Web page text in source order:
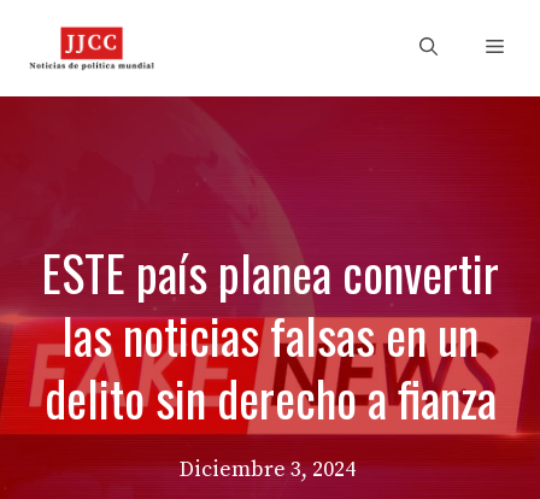
ESTE país planea convertir
las noticias falsas en un
delito sin derecho a fianza
Diciembre 3, 2024